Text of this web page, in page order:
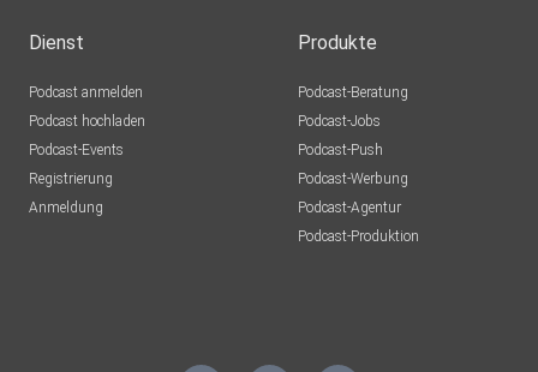
Dienst
Podcast anmelden
Podcast hochladen
Podcast-Events
Registrierung
Anmeldung
Produkte
Podcast-Beratung
Podcast-Jobs
Podcast-Push
Podcast-Werbung
Podcast-Agentur
Podcast-Produktion